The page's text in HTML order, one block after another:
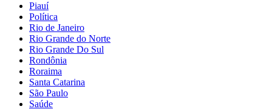
Piauí
Política
Rio de Janeiro
Rio Grande do Norte
Rio Grande Do Sul
Rondônia
Roraima
Santa Catarina
São Paulo
Saúde